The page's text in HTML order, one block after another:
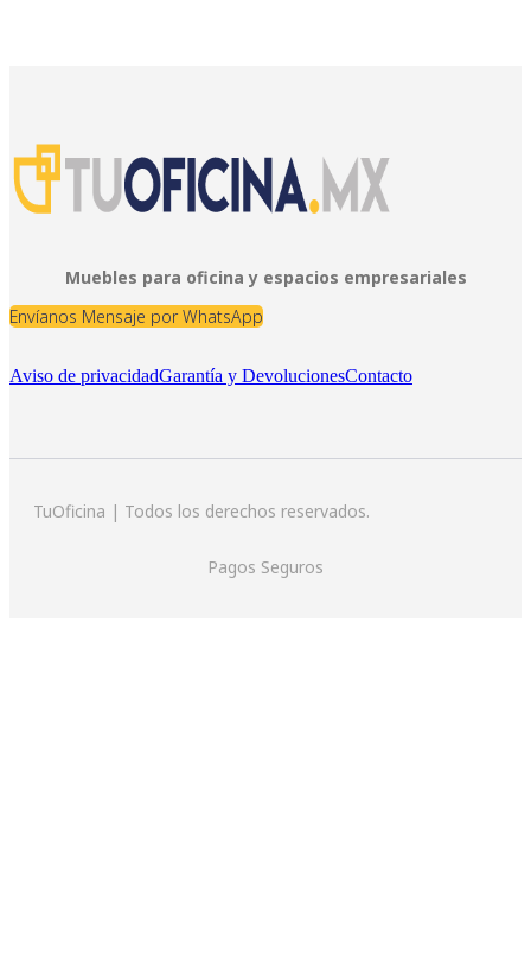
Muebles para oficina y espacios empresariales
Envíanos Mensaje por WhatsApp
Aviso de privacidadGarantía y DevolucionesContacto
TuOficina | Todos los derechos reservados.
Pagos Seguros